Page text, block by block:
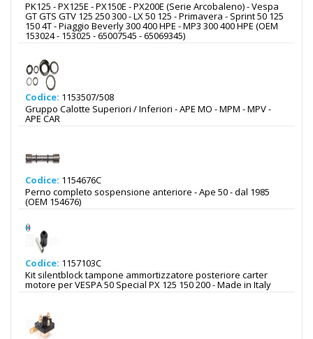
PK125 - PX125E - PX150E - PX200E (Serie Arcobaleno) - Vespa
GT GTS GTV 125 250 300 - LX 50 125 - Primavera - Sprint 50 125
150 4T - Piaggio Beverly 300 400 HPE - MP3 300 400 HPE (OEM
153024 - 153025 - 65007545 - 65069345)
Codice: 1153507/508
Gruppo Calotte Superiori / Inferiori - APE MO - MPM - MPV -
APE CAR
Codice: 1154676C
Perno completo sospensione anteriore - Ape 50 - dal 1985
(OEM 154676)
Codice: 1157103C
Kit silentblock tampone ammortizzatore posteriore carter
motore per VESPA 50 Special PX 125 150 200 - Made in Italy